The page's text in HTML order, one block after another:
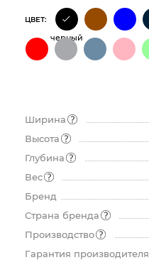
ЦВЕТ:
черный
Ширина
Высота
Глубина
Вес
Бренд
Страна бренда
Производство
Гарантия производителя